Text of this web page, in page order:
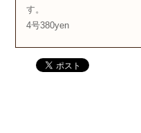
す。
4号380yen